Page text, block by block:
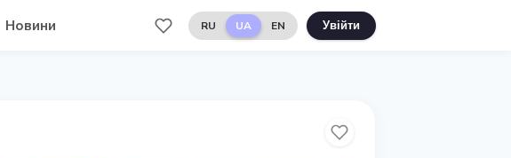
Новини RU UA EN Увійти